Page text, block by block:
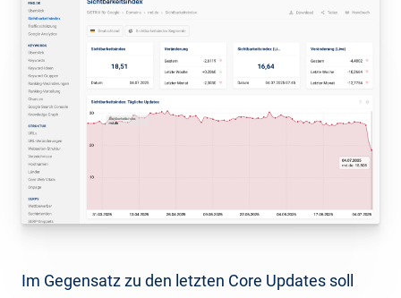
Im Gegensatz zu den letzten Core Updates soll